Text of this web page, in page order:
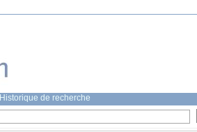
Historique de recherche